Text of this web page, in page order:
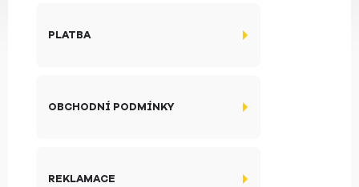
PLATBA
OBCHODNÍ PODMÍNKY
REKLAMACE